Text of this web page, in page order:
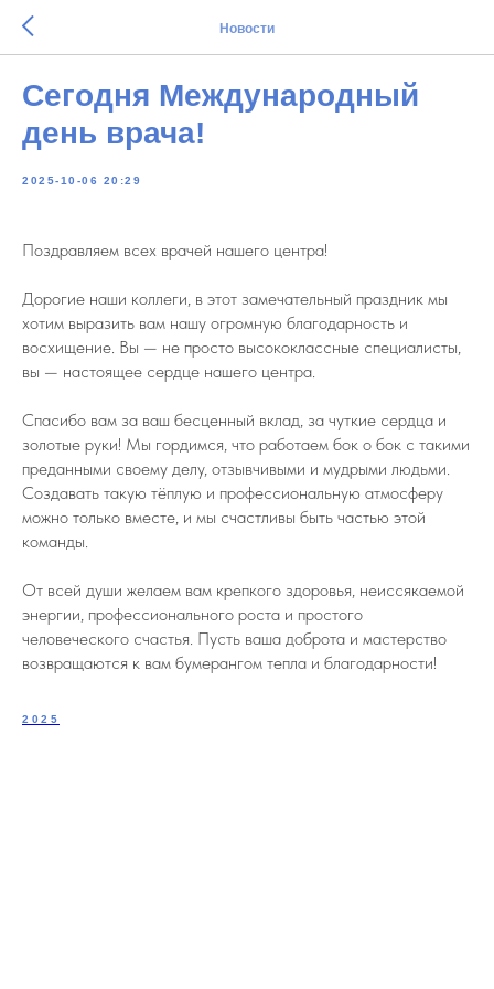
Новости
Сегодня Международный
день врача!
2025-10-06 20:29
Поздравляем всех врачей нашего центра!
Дорогие наши коллеги, в этот замечательный праздник мы
хотим выразить вам нашу огромную благодарность и
восхищение. Вы — не просто высококлассные специалисты,
вы — настоящее сердце нашего центра.
Спасибо вам за ваш бесценный вклад, за чуткие сердца и
золотые руки! Мы гордимся, что работаем бок о бок с такими
преданными своему делу, отзывчивыми и мудрыми людьми.
Создавать такую тёплую и профессиональную атмосферу
можно только вместе, и мы счастливы быть частью этой
команды.
От всей души желаем вам крепкого здоровья, неиссякаемой
энергии, профессионального роста и простого
человеческого счастья. Пусть ваша доброта и мастерство
возвращаются к вам бумерангом тепла и благодарности!
2025